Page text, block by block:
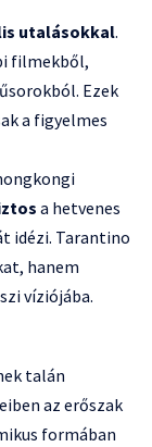
utalásokkal.
filmekből,
Ezek
a figyelmes
a hetvenes
idézi. Tarantino
hanem
víziójába.
talán
az erőszak
formában